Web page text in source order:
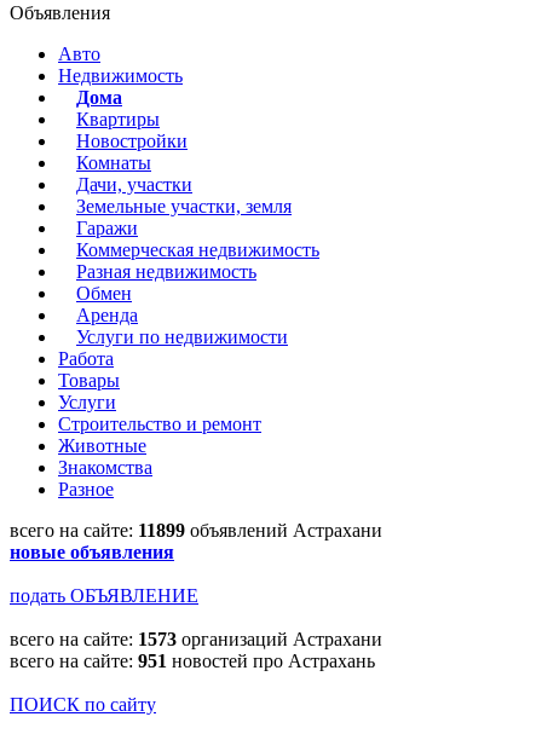
Объявления
Авто
Недвижимость
Дома
Квартиры
Новостройки
Комнаты
Дачи, участки
Земельные участки, земля
Гаражи
Коммерческая недвижимость
Разная недвижимость
Обмен
Аренда
Услуги по недвижимости
Работа
Товары
Услуги
Строительство и ремонт
Животные
Знакомства
Разное
всего на сайте: 11899 объявлений Астрахани
новые объявления
подать ОБЪЯВЛЕНИЕ
всего на сайте: 1573 организаций Астрахани
всего на сайте: 951 новостей про Астрахань
ПОИСК по сайту